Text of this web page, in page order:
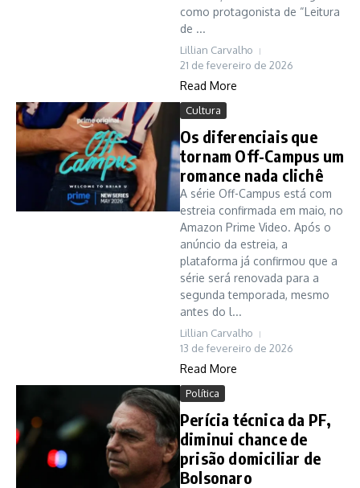
como protagonista de “Leitura
de ...
Lillian Carvalho
21 de fevereiro de 2026
Read More
Cultura
Os diferenciais que
tornam Off-Campus um
romance nada clichê
A série Off-Campus está com
estreia confirmada em maio, no
Amazon Prime Video. Após o
anúncio da estreia, a
plataforma já confirmou que a
série será renovada para a
segunda temporada, mesmo
antes do l...
Lillian Carvalho
13 de fevereiro de 2026
Read More
Política
Perícia técnica da PF,
diminui chance de
prisão domiciliar de
Bolsonaro